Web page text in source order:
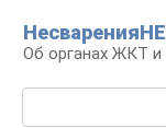
контенту
Об органах ЖКТ и